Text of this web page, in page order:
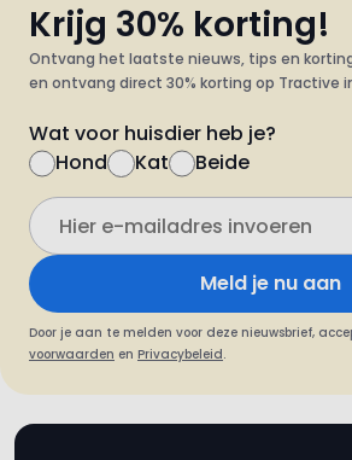
en ontvang direct 30% korting op Tractive in
Wat voor huisdier heb je?
Hond
Kat Beide
Meld je nu aan
Door je aan te melden voor deze nieuwsbrief,
voorwaarden
Privacybeleid.
Tractive-app